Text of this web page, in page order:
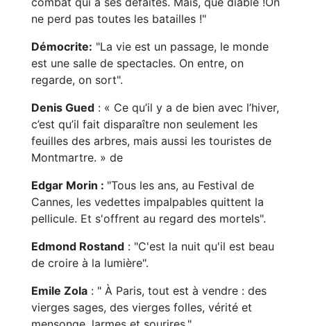
ne perd pas toutes les batailles !"
Démocrite: "La vie est un passage, le monde
est une salle de spectacles. On entre, on
regarde, on sort".
Denis Gued : « Ce qu’il y a de bien avec l’hiver,
c’est qu’il fait disparaître non seulement les
feuilles des arbres, mais aussi les touristes de
Montmartre. » de
Edgar Morin : "Tous les ans, au Festival de
Cannes, les vedettes impalpables quittent la
pellicule. Et s'offrent au regard des mortels".
Edmond Rostand : "C'est la nuit qu'il est beau
de croire à la lumière".
Emile Zola : " À Paris, tout est à vendre : des
vierges sages, des vierges folles, vérité et